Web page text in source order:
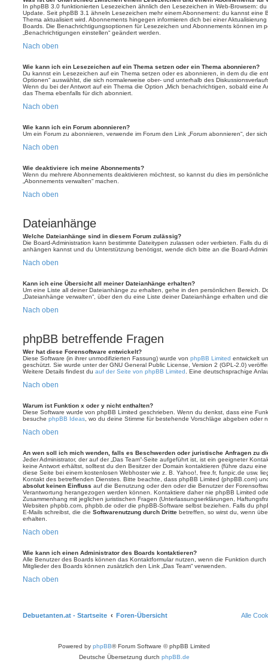
In phpBB 3.0 funktionierten Lesezeichen ähnlich den Lesezeichen in Web-Browsern:
Update. Seit phpBB 3.1 ähneln Lesezeichen mehr einem Abonnement: du kannst eine
Thema aktualisiert wird. Abonnements hingegen informieren dich bei einer
Boards. Die Benachrichtigungsoptionen für Lesezeichen und Abonnements können im
„Benachrichtigungen einstellen“ geändert werden.
Nach oben
Wie kann ich ein Lesezeichen auf ein Thema setzen oder ein Thema abonnieren?
Du kannst ein Lesezeichen auf ein Thema setzen oder es abonnieren, in dem du die
Optionen“ auswählst, die sich normalerweise ober- und unterhalb des
Wenn du bei der Antwort auf ein Thema die Option „Mich benachrichtigen, sobald eine
das Thema ebenfalls für dich abonniert.
Nach oben
Wie kann ich ein Forum abonnieren?
Um ein Forum zu abonnieren, verwende im Forum den Link „Forum abonnieren“, der
Nach oben
Wie deaktiviere ich meine Abonnements?
Wenn du mehrere Abonnements deaktivieren möchtest, so kannst du dies im
„Abonnements verwalten“ machen.
Nach oben
Dateianhänge
Welche Dateianhänge sind in diesem Forum zulässig?
Die Board-Administration kann bestimmte Dateitypen zulassen oder verbieten. Falls du
anhängen kannst und du Unterstützung benötigst, wende dich bitte an die Board-
Nach oben
Kann ich eine Übersicht all meiner Dateianhänge erhalten?
Um eine Liste all deiner Dateianhänge zu erhalten, gehe in den persönlichen Bereich.
„Dateianhänge verwalten“, über den du eine Liste deiner Dateianhänge erhalten und
Nach oben
phpBB betreffende Fragen
Wer hat diese Forensoftware entwickelt?
Diese Software (in ihrer unmodifizierten Fassung) wurde von phpBB Limited entwickelt
geschützt. Sie wurde unter der GNU General Public License, Version 2 (GPL-2.0)
Weitere Details findest du auf der Seite von phpBB Limited . Eine deutschsprachige
Nach oben
Warum ist Funktion x oder y nicht enthalten?
Diese Software wurde von phpBB Limited geschrieben. Wenn du denkst, dass eine
besuche phpBB Ideas , wo du deine Stimme für bestehende Vorschläge abgeben oder
Nach oben
An wen soll ich mich wenden, falls es Beschwerden oder juristische Anfragen zu
Jeder Administrator, der auf der „Das Team“-Seite aufgeführt ist, ist ein geeigneter
keine Antwort erhältst, solltest du den Besitzer der Domain kontaktieren (führe dazu eine
diese Seite bei einem kostenlosen Webhoster wie z. B. Yahoo!, free.fr, funpic.de usw.
Kontakt des betreffenden Dienstes. Bitte beachte, dass phpBB Limited (phpBB.com)
absolut keinen Einfluss auf die Benutzung oder den oder die Benutzer der
Verantwortung herangezogen werden können. Kontaktiere daher nie phpBB Limited
Zusammenhang mit jeglichen juristischen Fragen (Unterlassungserklärungen,
Websiten phpbb.com, phpbb.de oder die phpBB-Software selbst beziehen. Falls du
E-Mails schreibst, die die Softwarenutzung durch Dritte betreffen, so wirst du, wenn
erhalten.
Nach oben
Wie kann ich einen Administrator des Boards kontaktieren?
Alle Benutzer des Boards können das Kontaktformular nutzen, wenn die Funktion
Mitglieder des Boards können zusätzlich den Link „Das Team“ verwenden.
Nach oben
Debuetanten.at - Startseite Foren-Übersicht Alle
Powered by phpBB® Forum Software © phpBB Limited
Deutsche Übersetzung durch phpBB.de